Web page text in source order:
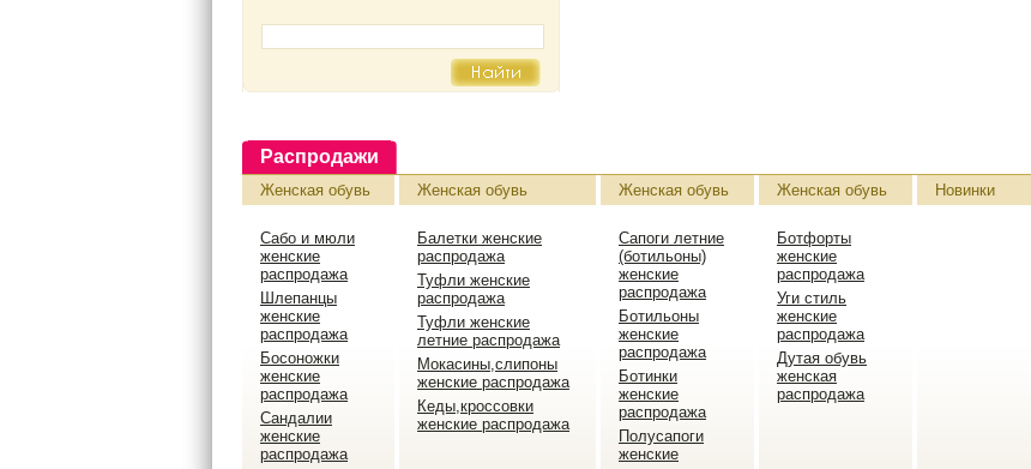
Распродажи
Женская обувь
Сабо и мюли
женские
распродажа
Шлепанцы
женские
распродажа
Босоножки
женские
распродажа
Сандалии
женские
распродажа
Женская обувь
Балетки женские
распродажа
Туфли женские
распродажа
Туфли женские
летние распродажа
Мокасины,слипоны
женские распродажа
Кеды,кроссовки
женские распродажа
Женская обувь
Сапоги летние
(ботильоны)
женские
распродажа
Ботильоны
женские
распродажа
Ботинки
женские
распродажа
Полусапоги
женские
Женская обувь
Ботфорты
женские
распродажа
Уги стиль
женские
распродажа
Дутая обувь
женская
распродажа
Новинки